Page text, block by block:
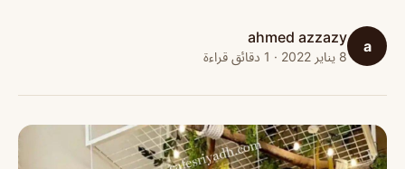
a
ahmed azzazy
8 يناير 2022 · 1 دقائق قراءة